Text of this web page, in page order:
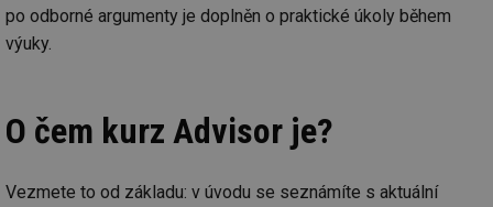
po odborné argumenty je doplněn o praktické úkoly během
výuky.
O čem kurz Advisor je?
Vezmete to od základu: v úvodu se seznámíte s aktuální